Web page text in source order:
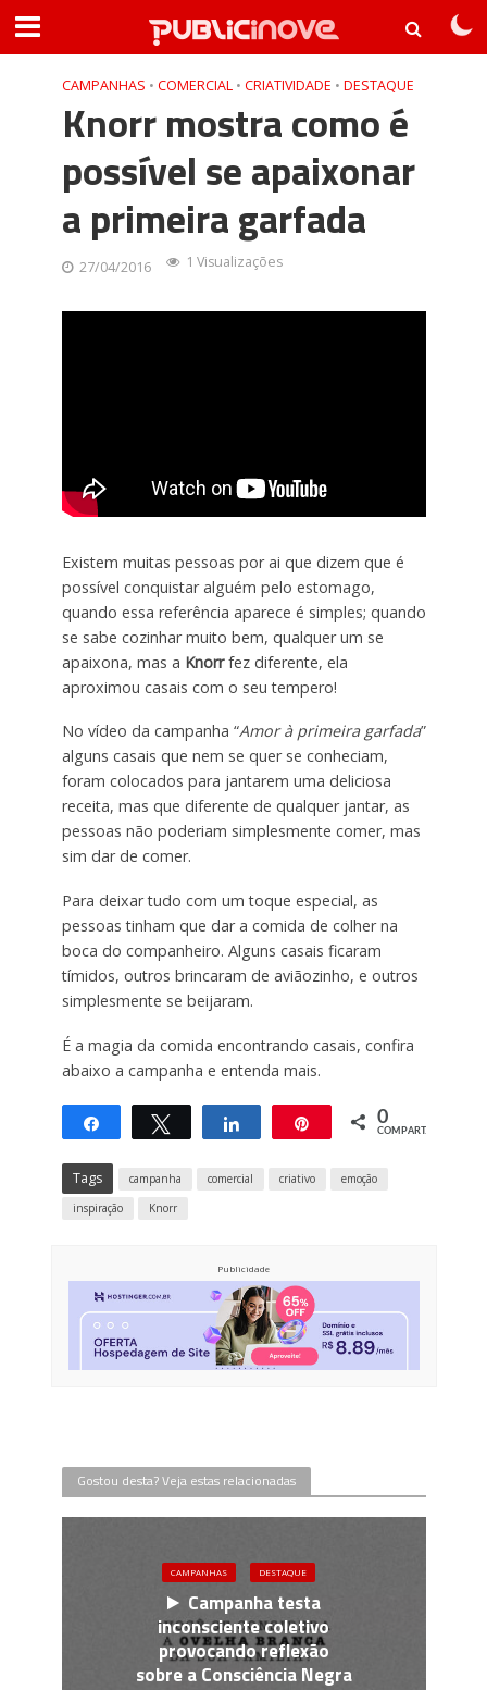
CAMPANHAS • COMERCIAL • CRIATIVIDADE • DESTAQUE
Knorr mostra como é
possível se apaixonar
a primeira garfada
27/04/2016 1 Visualizações
Existem muitas pessoas por ai que dizem que é
possível conquistar alguém pelo estomago,
quando essa referência aparece é simples; quando
se sabe cozinhar muito bem, qualquer um se
apaixona, mas a Knorrfez diferente, ela
aproximou casais com o seu tempero!
No vídeo da campanha “Amor à primeira garfada”
alguns casais que nem se quer se conheciam,
foram colocados para jantarem uma deliciosa
receita, mas que diferente de qualquer jantar, as
pessoas não poderiam simplesmente comer, mas
sim dar de comer.
Para deixar tudo com um toque especial, as
pessoas tinham que dar a comida de colher na
boca do companheiro. Alguns casais ficaram
tímidos, outros brincaram de aviãozinho, e outros
simplesmente se beijaram.
É a magia da comida encontrando casais, confira
abaixo a campanha e entenda mais.
CompartilharTwittar Compartilhar 0
COMPART.
Tags campanha comercial criativo
emoção
inspiração
Knorr
Publicidade
Gostou desta? Veja estas relacionadas
CAMPANHAS DESTAQUE
Campanha testa
inconsciente coletivo
provocando reflexão
sobre a Consciência Negra